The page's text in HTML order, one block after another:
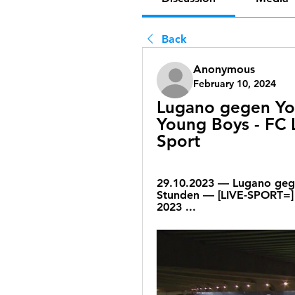
Back
Anonymous
February 10, 2024
Lugano gegen
Young Boys - FC
Sport
29.10.2023 — Lugano
Stunden — [LIVE-
2023 ...